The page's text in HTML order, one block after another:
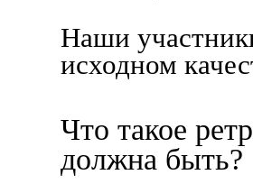
Наши
исходном
Что такое
должна быть?